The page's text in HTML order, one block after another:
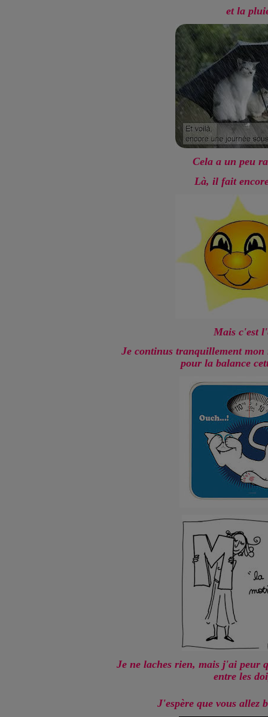
et la
Cela a un peu
Là, il fait
Mais c'est
Je continus tranquillement mon
pour la balance
Je ne laches rien, mais j'ai peur
entre les
J'espère que vous allez